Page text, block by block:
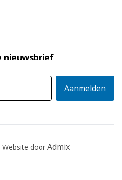
nieuwsbrief
door Admix